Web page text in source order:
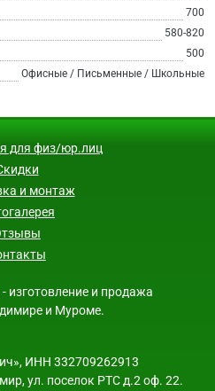
700
580-820
500
Офисные / Письменные / Школьные
для физ/юр.лиц
и монтаж
изготовление и продажа
и Муроме.
ИНН 332709262913
ул. поселок РТС д.2 оф. 22.